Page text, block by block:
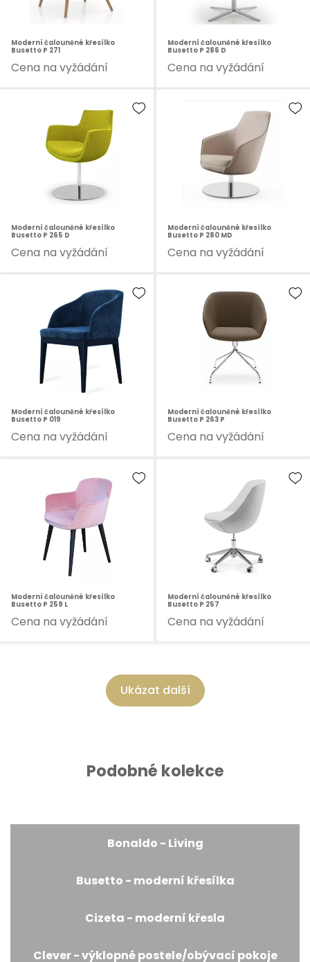
Moderní čalouněné křesílko
Busetto P 271
Cena na vyžádání
Moderní čalouněné křesílko
Busetto P 286 D
Cena na vyžádání
Moderní čalouněné křesílko
Busetto P 265 D
Cena na vyžádání
Moderní čalouněné křesílko
Busetto P 280 MD
Cena na vyžádání
Moderní čalouněné křesílko
Busetto P 019
Cena na vyžádání
Moderní čalouněné křesílko
Busetto P 263 P
Cena na vyžádání
Moderní čalouněné křesílko
Busetto P 259 L
Cena na vyžádání
Moderní čalouněné křesílko
Busetto P 257
Cena na vyžádání
Ukázat další
Podobné kolekce
Bonaldo - Living
Busetto - moderní křesílka
Cizeta - moderní křesla
Clever - výklopné postele/obývací pokoje